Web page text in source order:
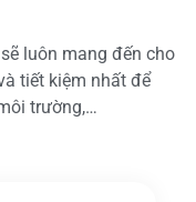
luôn mang đến cho
tiết kiệm nhất để
trường,…